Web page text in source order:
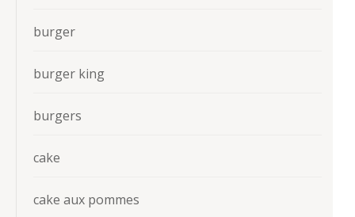
burger
burger king
burgers
cake
cake aux pommes